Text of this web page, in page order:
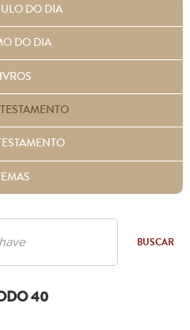
DO DIA
DO DIA
BUSCAR
40